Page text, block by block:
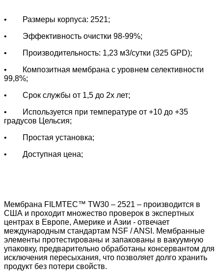
• Размеры корпуса: 2521;
• Эффективность очистки 98-99%;
• Производительность: 1,23 м3/сутки (325 GPD);
• Композитная мембрана с уровнем селективности
99,8%;
• Срок службы от 1,5 до 2х лет;
• Используется при температуре от +10 до +35
градусов Цельсия;
• Простая установка;
• Доступная цена;
Мембрана FILMTEC™ TW30 – 2521 – производится в
США и проходит множество проверок в экспертных
центрах в Европе, Америке и Азии - отвечает
международным стандартам NSF / ANSI. Мембранные
элементы протестированы и запакованы в вакуумную
упаковку, предварительно обработаны консервантом для
исключения пересыхания, что позволяет долго хранить
продукт без потери свойств.